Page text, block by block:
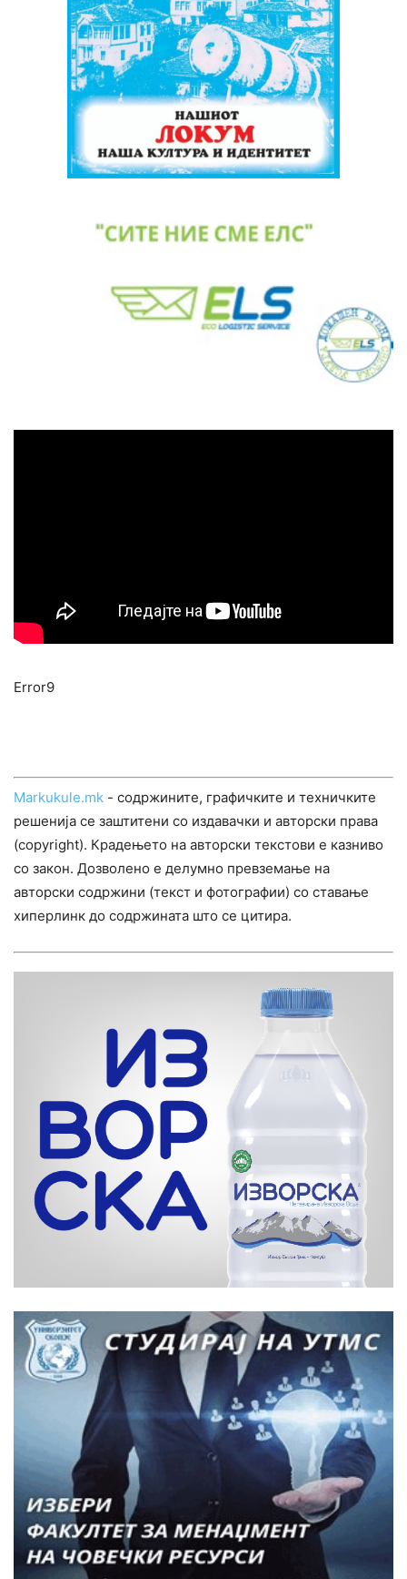
Error9
Markukule.mk - содржините, графичките и техничките
решенија се заштитени со издавачки и авторски права
(copyright). Крадењето на авторски текстови е казниво
со закон. Дозволено е делумно превземање на
авторски содржини (текст и фотографии) со ставање
хиперлинк до содржината што се цитира.